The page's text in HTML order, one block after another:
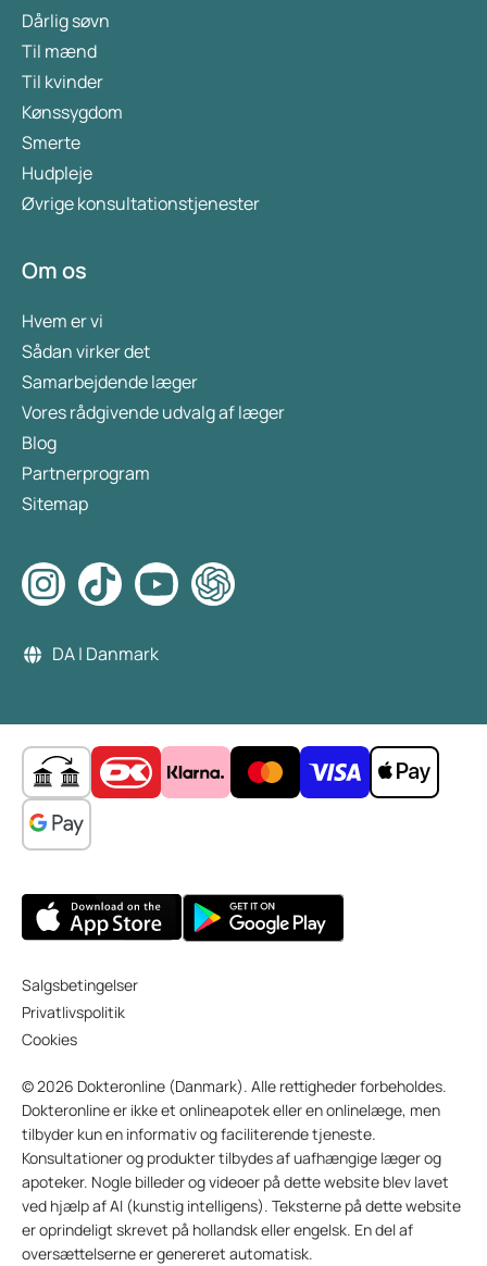
Dårlig søvn
Til mænd
Til kvinder
Kønssygdom
Smerte
Hudpleje
Øvrige konsultationstjenester
Om os
Hvem er vi
Sådan virker det
Samarbejdende læger
Vores rådgivende udvalg af læger
Blog
Partnerprogram
Sitemap
DA | Danmark
Salgsbetingelser
Privatlivspolitik
Cookies
© 2026 Dokteronline (Danmark). Alle rettigheder forbeholdes.
Dokteronline er ikke et onlineapotek eller en onlinelæge, men
tilbyder kun en informativ og faciliterende tjeneste.
Konsultationer og produkter tilbydes af uafhængige læger og
apoteker. Nogle billeder og videoer på dette website blev lavet
ved hjælp af AI (kunstig intelligens). Teksterne på dette website
er oprindeligt skrevet på hollandsk eller engelsk. En del af
oversættelserne er genereret automatisk.